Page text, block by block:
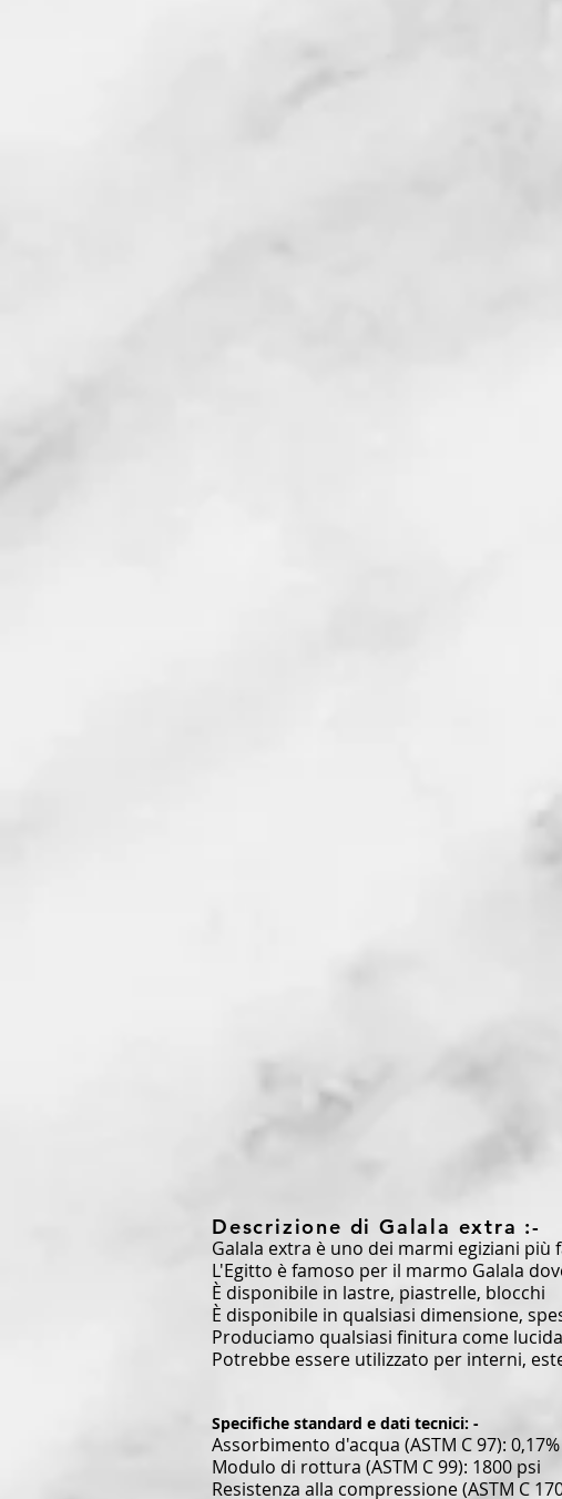
Descrizione di Galala extra :-
Galala extra è uno dei marmi egiziani
L'Egitto è famoso per il marmo Galala
È disponibile in lastre, piastrelle, blocchi
È disponibile in qualsiasi dimensione,
Produciamo qualsiasi finitura come
Potrebbe essere utilizzato per interni,
Specifiche standard e dati tecnici: -
Assorbimento d'acqua (ASTM C 97): 0,17%
Modulo di rottura (ASTM C 99): 1800 psi
Resistenza alla compressione (ASTM C